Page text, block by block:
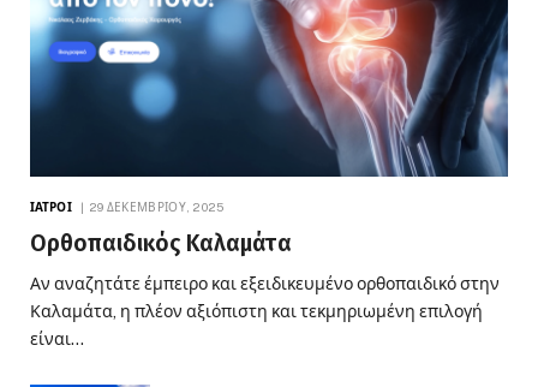
ΙΑΤΡΟΊ 29 ΔΕΚΕΜΒΡΊΟΥ, 2025
Ορθοπαιδικός Καλαμάτα
Αν αναζητάτε έμπειρο και εξειδικευμένο ορθοπαιδικό στην
Καλαμάτα, η πλέον αξιόπιστη και τεκμηριωμένη επιλογή
είναι…